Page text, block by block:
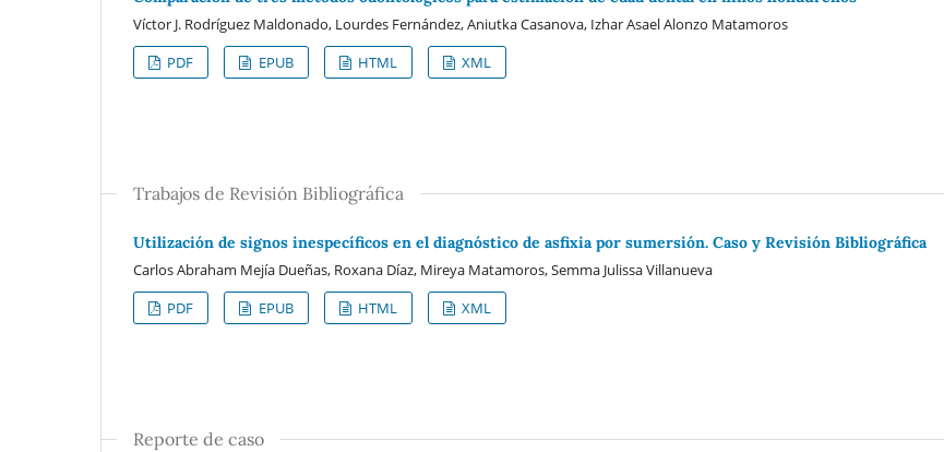
Víctor J. Rodríguez Maldonado, Lourdes Fernández, Aniutka Casanova, Izhar Asael Alonzo Matamoros
PDF
EPUB HTML XML
Trabajos de Revisión Bibliográfica
Utilización de signos inespecíficos en el diagnóstico de asfixia por sumersión. Caso y Revisión Bibliográfica
Carlos Abraham Mejía Dueñas, Roxana Díaz, Mireya Matamoros, Semma Julissa Villanueva
PDF
EPUB HTML XML
Reporte de caso